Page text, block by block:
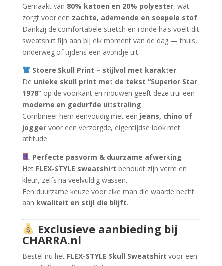
Gemaakt van 80% katoen en 20% polyester, wat
zorgt voor een zachte, ademende en soepele stof.
Dankzij de comfortabele stretch en ronde hals voelt dit
sweatshirt fijn aan bij elk moment van de dag — thuis,
onderweg of tijdens een avondje uit.
Stoere Skull Print – stijlvol met karakter
De unieke skull print met de tekst “Superior Star
1978”
moderne en gedurfde uitstraling.
Combineer hem eenvoudig met een jeans, chino of
joggervoor een verzorgde, eigentijdse look met
attitude.
Perfecte pasvorm & duurzame afwerking
Het FLEX-STYLE sweatshirt behoudt zijn vorm en
kleur, zelfs na veelvuldig wassen.
Een duurzame keuze voor elke man die waarde hecht
aan kwaliteit en stijl die blijft.
Exclusieve aanbieding bij
CHARRA.nl
Bestel nu het FLEX-STYLE Skull Sweatshirt